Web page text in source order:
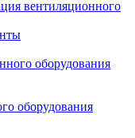
вентиляционного
оборудования
оборудования